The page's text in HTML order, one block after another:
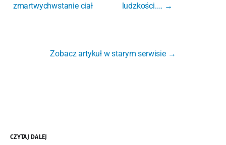
zmartwychwstanie ciał
ludzkości.... →
Zobacz artykuł w starym serwisie →
CZYTAJ DALEJ